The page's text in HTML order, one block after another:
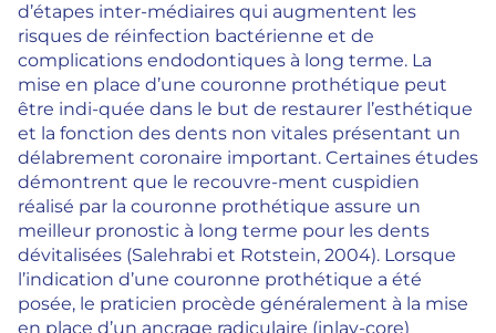
d’étapes inter-médiaires qui augmentent les
risques de réinfection bactérienne et de
complications endodontiques à long terme. La
mise en place d’une couronne prothétique peut
être indi-quée dans le but de restaurer l’esthétique
et la fonction des dents non vitales présentant un
délabrement coronaire important. Certaines études
démontrent que le recouvre-ment cuspidien
réalisé par la couronne prothétique assure un
meilleur pronostic à long terme pour les dents
dévitalisées (Salehrabi et Rotstein, 2004). Lorsque
l’indication d’une couronne prothétique a été
posée, le praticien procède généralement à la mise
en place d’un ancrage radiculaire (inlay-core)